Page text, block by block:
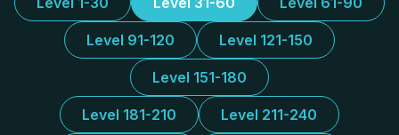
Level 91-120 Level 121-150
Level 151-180
Level 181-210 Level 211-240